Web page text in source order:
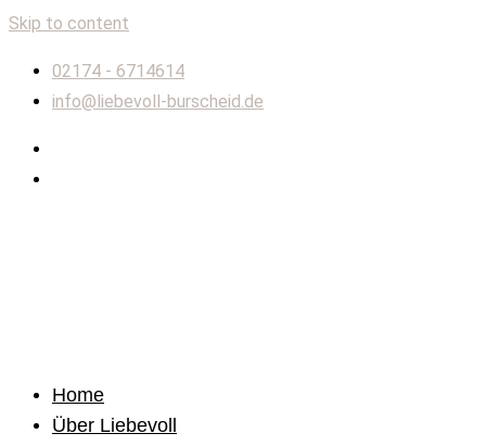
Skip to content
02174 - 6714614
info@liebevoll-burscheid.de
Home
Über Liebevoll